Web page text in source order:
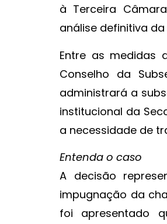
à Terceira
análise definitiva
Entre as medidas
Conselho da
administrará a
institucional da
a necessidade de
Entenda o caso
A decisão
impugnação da
foi apresentado